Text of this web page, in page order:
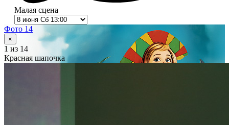
Малая сцена
Фото 14
×
1 из 14
Красная шапочка